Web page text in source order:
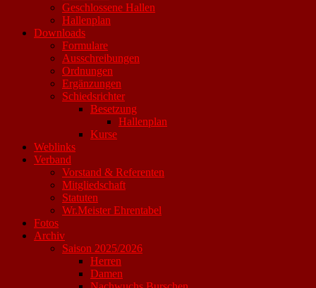
Geschlossene Hallen
Hallenplan
Downloads
Formulare
Ausschreibungen
Ordnungen
Ergänzungen
Schiedsrichter
Besetzung
Hallenplan
Kurse
Weblinks
Verband
Vorstand & Referenten
Mitgliedschaft
Statuten
Wr.Meister Ehrentabel
Fotos
Archiv
Saison 2025/2026
Herren
Damen